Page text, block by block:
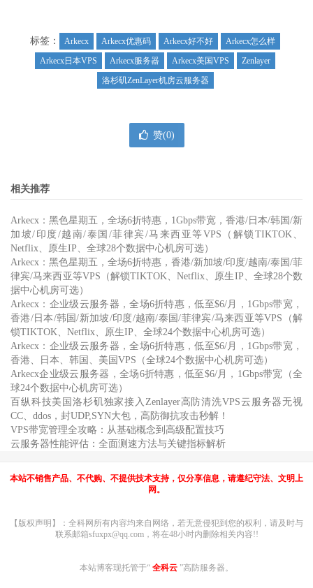
标签： Arkecx Arkecx优惠码 Arkecx好不好
Arkecx怎么样
Arkecx日本VPS
Arkecx服务器 Arkecx美国VPS
Zenlayer
洛杉矶ZenLayer机房云服务器
赞(0)
相关推荐
Arkecx：黑色星期五，全场6折特惠，1Gbps带宽，香港/日本/韩国/新
加坡/印度/越南/泰国/菲律宾/马来西亚等VPS（解锁TIKTOK、
Netflix、原生IP、全球28个数据中心机房可选）
Arkecx：黑色星期五，全场6折特惠，香港/新加坡/印度/越南/泰国/菲
律宾/马来西亚等VPS（解锁TIKTOK、Netflix、原生IP、全球28个数
据中心机房可选）
Arkecx：企业级云服务器，全场6折特惠，低至$6/月，1Gbps带宽，
香港/日本/韩国/新加坡/印度/越南/泰国/菲律宾/马来西亚等VPS（解
锁TIKTOK、Netflix、原生IP、全球24个数据中心机房可选）
Arkecx：企业级云服务器，全场6折特惠，低至$6/月，1Gbps带宽，
香港、日本、韩国、美国VPS（全球24个数据中心机房可选）
Arkecx企业级云服务器，全场6折特惠，低至$6/月，1Gbps带宽（全
球24个数据中心机房可选）
百纵科技美国洛杉矶独家接入Zenlayer高防清洗VPS云服务器无视
CC、ddos，封UDP,SYN大包，高防御抗攻击秒解！
VPS带宽管理全攻略：从基础概念到高级配置技巧
云服务器性能评估：全面测速方法与关键指标解析
本站不销售产品、不代购、不提供技术支持，仅分享信息，请遵纪守法、文明上
网。
【版权声明】：全科网所有内容均来自网络，若无意侵犯到您的权利，请及时与
联系邮箱sfuxpx@qq.com，将在48小时内删除相关内容!!
本站博客现托管于“ 全科云 ”高防服务器。